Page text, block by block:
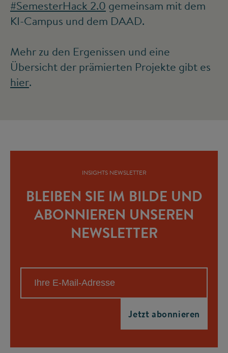
#SemesterHack 2.0 gemeinsam mit dem
KI-Campus und dem DAAD.
Mehr zu den Ergenissen und eine
Übersicht der prämierten Projekte gibt es
hier.
INSIGHTS NEWSLETTER
BLEIBEN SIE IM BILDE UND
ABONNIEREN UNSEREN
NEWSLETTER